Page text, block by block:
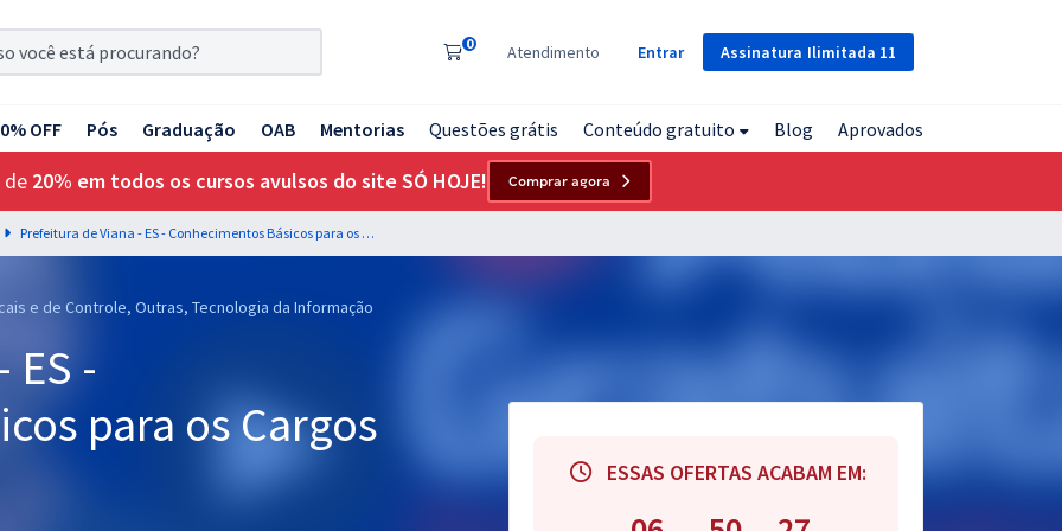
Assinatura Ilimitada 11
0 Atendimento Entrar
OFF Pós Graduação OAB Mentorias Questões grátis Conteúdo gratuito Blog Aprovados
de 20% em todos os cursos avulsos do site SÓ HOJE! Comprar agora
Prefeitura de Viana - ES - Conhecimentos Básicos para os Cargos de Magistério
e de Controle, Outras, Tecnologia da Informação
-
para os Cargos
ESSAS OFERTAS ACABAM EM: